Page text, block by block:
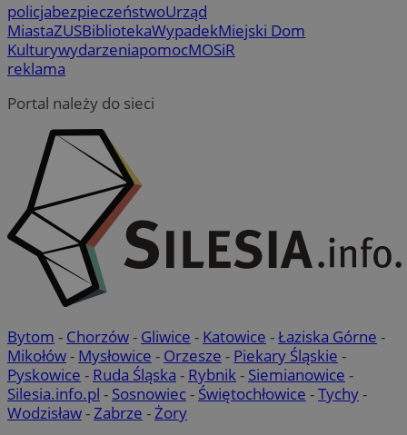
policjabezpieczeństwoUrząd
MiastaZUSBibliotekaWypadekMiejski Dom
KulturywydarzeniapomocMOSiR
reklama
Portal należy do sieci
Bytom - Chorzów- Gliwice - Katowice -Łaziska Górne -
Mikołów- Mysłowice - Orzesze - Piekary Śląskie -
Pyskowice - Ruda Śląska - Rybnik - Siemianowice -
Silesia.info.pl - Sosnowiec- Świętochłowice -Tychy-
Wodzisław- Zabrze - Żory